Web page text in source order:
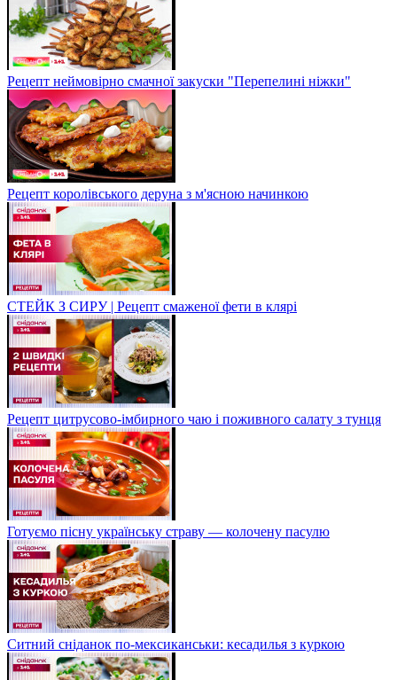
Рецепт неймовірно смачної закуски "Перепелині ніжки"
Рецепт королівського деруна з м'ясною начинкою
СТЕЙК З СИРУ | Рецепт смаженої фети в клярі
Рецепт цитрусово-імбирного чаю і поживного салату з тунця
Готуємо пісну українську страву — колочену пасулю
Ситний сніданок по-мексиканськи: кесадилья з куркою